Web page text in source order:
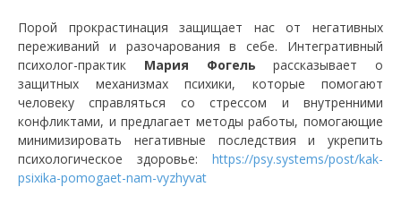
Порой прокрастинация защищает нас от негативных
переживаний и разочарования в себе. Интегративный
психолог-практик Мария Фогель рассказывает о
защитных механизмах психики, которые помогают
человеку справляться со стрессом и внутренними
конфликтами, и предлагает методы работы, помогающие
минимизировать негативные последствия и укрепить
психологическое здоровье: https://psy.systems/post/kak-
psixika-pomogaet-nam-vyzhyvat